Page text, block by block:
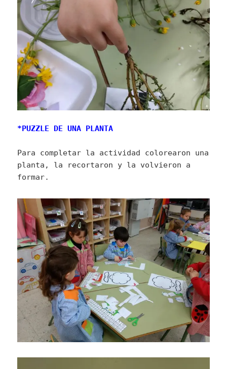
*PUZZLE DE UNA PLANTA
Para completar la actividad colorearon una
planta, la recortaron y la volvieron a
formar.